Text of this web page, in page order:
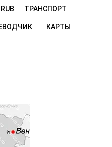
ТРАНСПОРТ
КАРТЫ